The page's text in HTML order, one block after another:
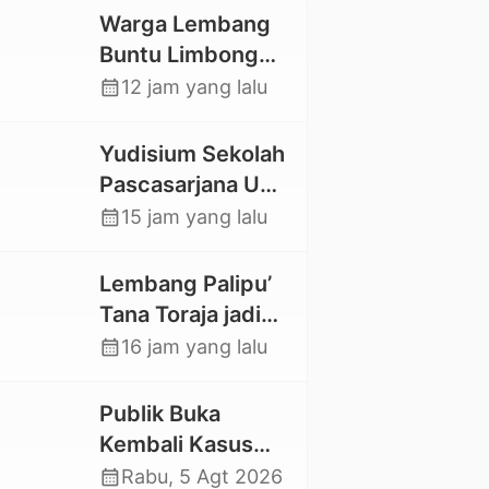
Warga Lembang
Buntu Limbong
Gandasil,
Jalan Sepanjang
500 Meter
calendar_month12 jam yang lalu
Yudisium Sekolah
Pascasarjana UKI
Toraja Lahirkan 58
calendar_month15 jam yang lalu
Lembang Palipu’
Tana Toraja jadi
Percontohan
Sejahtera oleh
Kemensos
calendar_month16 jam yang lalu
Publik Buka
Kembali Kasus
Hilangnya Stoner,
calendar_monthRabu, 5 Agt 2026